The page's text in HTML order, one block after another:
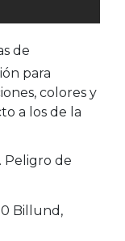
de
para
colores y
a los de la
Peligro de
Billund,